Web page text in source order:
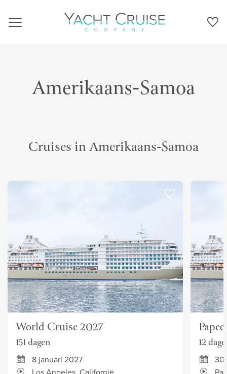
Navigation
Amerikaans-Samoa
Cruises in Amerikaans-Samoa
World Cruise 2027
151 dagen
8 januari 2027
12
30